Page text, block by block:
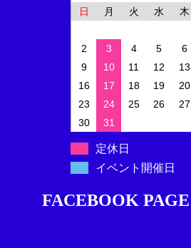
日
月 火 水 木
2
3 4 5 6
9
10 11 12 13
16
17 18 19 20
23
24 25 26 27
30
31
定休日
イベント開催日
FACEBOOK PAGE